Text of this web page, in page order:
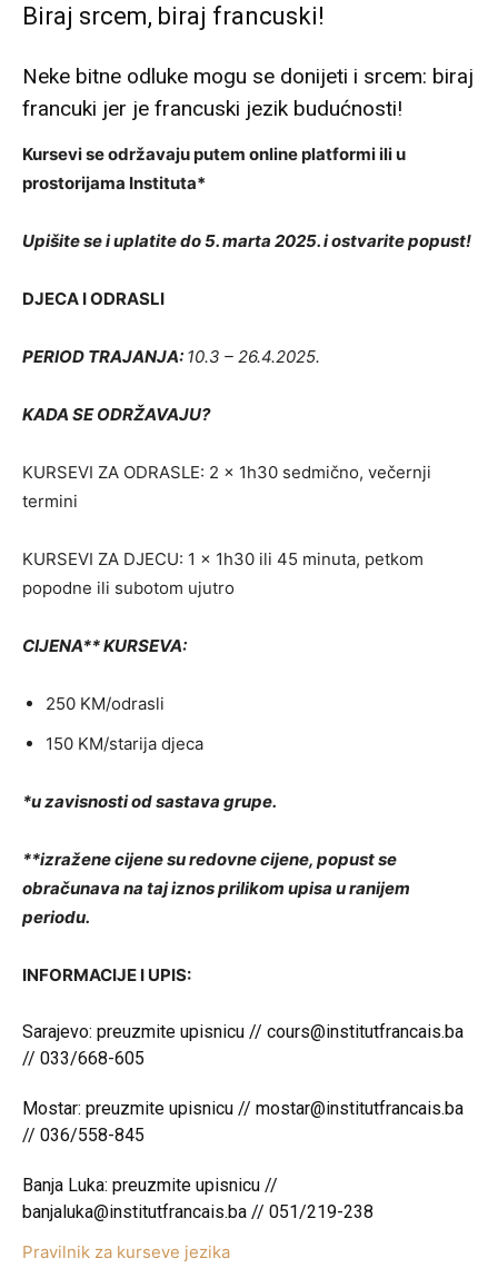
Biraj srcem, biraj francuski!
Neke bitne odluke mogu se donijeti i srcem: biraj
francuki jer je francuski jezik budućnosti!
Kursevi se održavaju putem online platformi ili u
prostorijama Instituta*
Upišite se i uplatite do 5. marta 2025. i ostvarite popust!
DJECA I ODRASLI
PERIOD TRAJANJA: 10.3 – 26.4.2025.
KADA SE ODRŽAVAJU?
KURSEVI ZA ODRASLE: 2 x 1h30 sedmično, večernji
termini
KURSEVI ZA DJECU: 1 x 1h30 ili 45 minuta, petkom
popodne ili subotom ujutro
CIJENA** KURSEVA:
250 KM/odrasli
150 KM/starija djeca
*u zavisnosti od sastava grupe.
**izražene cijene su redovne cijene, popust se
obračunava na taj iznos prilikom upisa u ranijem
periodu.
INFORMACIJE I UPIS:
Sarajevo: preuzmite upisnicu // cours@institutfrancais.ba
// 033/668-605
Mostar: preuzmite upisnicu // mostar@institutfrancais.ba
// 036/558-845
Banja Luka: preuzmite upisnicu //
banjaluka@institutfrancais.ba // 051/219-238
Pravilnik za kurseve jezika